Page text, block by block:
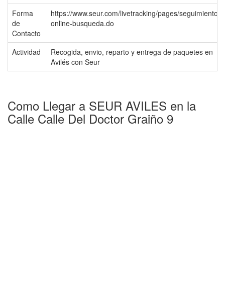
Forma
de
Contacto
https://www.seur.com/livetracking/pages/seguimiento-
online-busqueda.do
Actividad
Recogida, envio, reparto y entrega de paquetes en
Avilés con Seur
Como Llegar a SEUR AVILES en la
Calle Calle Del Doctor Graiño 9